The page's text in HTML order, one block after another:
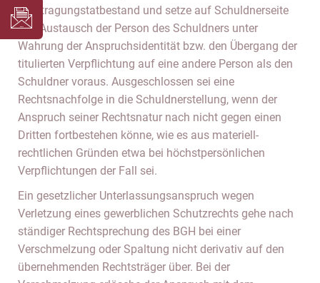
Übertragungstatbestand und setze auf Schuldnerseite
den Austausch der Person des Schuldners unter
Wahrung der Anspruchsidentität bzw. den Übergang der
titulierten Verpflichtung auf eine andere Person als den
Schuldner voraus. Ausgeschlossen sei eine
Rechtsnachfolge in die Schuldnerstellung, wenn der
Anspruch seiner Rechtsnatur nach nicht gegen einen
Dritten fortbestehen könne, wie es aus materiell-
rechtlichen Gründen etwa bei höchstpersönlichen
Verpflichtungen der Fall sei.
Ein gesetzlicher Unterlassungsanspruch wegen
Verletzung eines gewerblichen Schutzrechts gehe nach
ständiger Rechtsprechung des BGH bei einer
Verschmelzung oder Spaltung nicht derivativ auf den
übernehmenden Rechtsträger über. Bei der